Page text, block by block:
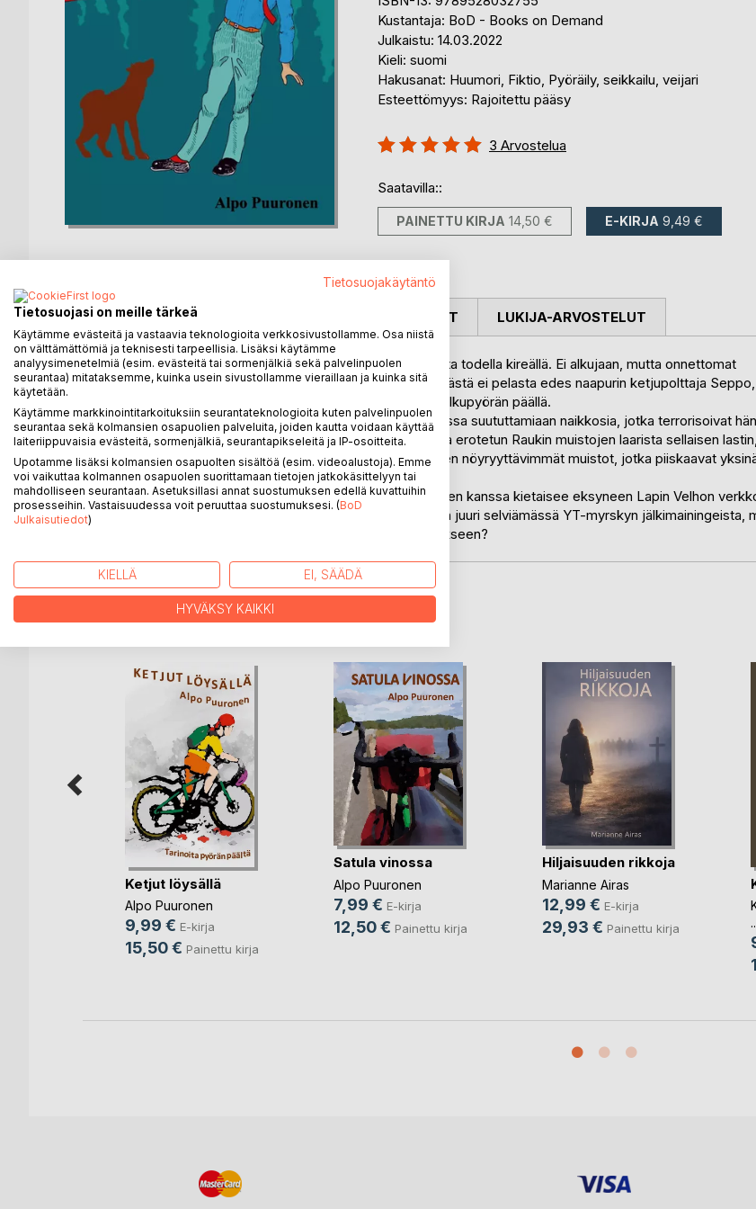
Kustantaja: BoD - Books on Demand
Julkaistu: 14.03.2022
Kieli: suomi
Hakusanat: Huumori, Fiktio, Pyöräily, seikkailu, veijari
Esteettömyys: Rajoitettu pääsy
Arvostelu::
3 Arvostelua
Saatavilla::
PAINETTU KIRJA 14,50 € E-KIRJA 9,49 €
KUVAUS
Panta tiukalla tarinan päähenkilöllä Raukki Mustiolla on panta todella kireällä. Ei alkujaan, mutta onnettomat
sattumukset puristavat sen sietämättömän tiukalle. Pälkähästä ei pelasta edes naapurin ketjupolttaja
tupakkalakko tempaisee Raukin mukaan mökkimatkalle polkupyörän päällä.
Raukki luulee polkevansa Sepon kanssa karkuun vain pubissa suututtamiaan naikkosia, jotka terrorisoivat
postilaatikkoaan. Kaverin vaimo Liisa pöyhäisee avioliitosta erotetun Raukin muistojen laarista sellaisen
pakomatka saa uuden ulottuvuuden. Sieltä löytyy lapsuuden nöyryyttävimmät muistot, jotka piiskaavat
Mustion pojan aina napapiirin tuolle puolelle.
Koiria, tai ainakin niiden jätöksiä vihaavan kohtaaminen suden kanssa kietaisee eksyneen Lapin Velhon
Raukki on rymynnyt sinkku-vaiheen läpi lähes järjissään, on juuri selviämässä YT-myrskyn jälkimainingeista,
johtaako tämä kohtalon oikku miehen viimeiseen kyykkäykseen?
KIRJAILIJA LEHDISTÖARVOSTELUT LUKIJA-ARVOSTELUT
LISÄÄ KIRJOJA BoD:LLA
Ketjut löysällä
Alpo Puuronen
9,99 € E-kirja
15,50 € Painettu kirja
Satula vinossa
Alpo Puuronen
7,99 € E-kirja
12,50 € Painettu kirja
Hiljaisuuden rikkoja
Marianne Airas
12,99 € E-kirja
29,93 € Painettu kirja
Tietosuojakäytäntö
Tietosuojasi on meille tärkeä
Käytämme evästeitä ja vastaavia teknologioita verkkosivustollamme. Osa niistä
on välttämättömiä ja teknisesti tarpeellisia. Lisäksi käytämme
analyysimenetelmiä (esim. evästeitä tai sormenjälkiä sekä palvelinpuolen
seurantaa) mitataksemme, kuinka usein sivustollamme vieraillaan ja kuinka sitä
käytetään.
Käytämme markkinointitarkoituksiin seurantateknologioita kuten palvelinpuolen
seurantaa sekä kolmansien osapuolien palveluita, joiden kautta voidaan käyttää
laiteriippuvaisia evästeitä, sormenjälkiä, seurantapikseleitä ja IP-osoitteita.
Upotamme lisäksi kolmansien osapuolten sisältöä (esim. videoalustoja). Emme
voi vaikuttaa kolmannen osapuolen suorittamaan tietojen jatkokäsittelyyn tai
mahdolliseen seurantaan. Asetuksillasi annat suostumuksen edellä kuvattuihin
prosesseihin. Vastaisuudessa voit peruuttaa suostumuksesi. (BoD
Julkaisutiedot)
KIELLÄ EI, SÄÄDÄ
HYVÄKSY KAIKKI